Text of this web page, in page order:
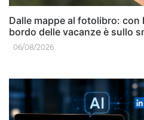
Dalle mappe al fotolibro: con
bordo delle vacanze è sullo
06/08/2026